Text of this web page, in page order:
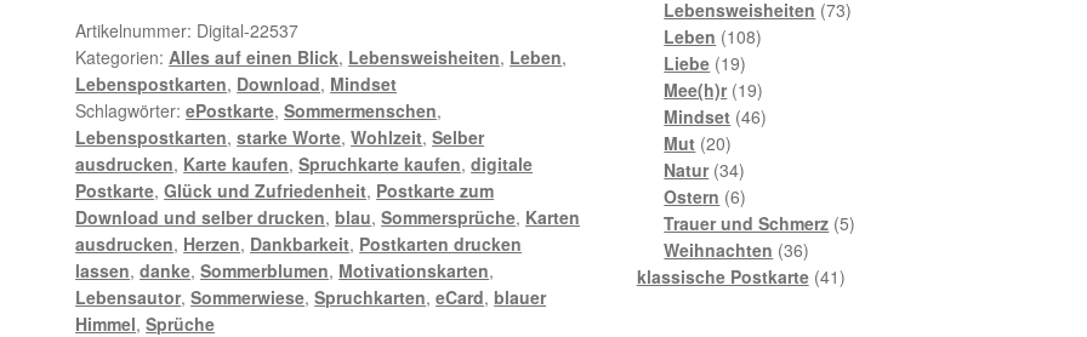
mehr
Menge
Artikelnummer: Digital-22537
Kategorien: Alles auf einen Blick, Lebensweisheiten, Leben,
Lebenspostkarten, Download, Mindset
Schlagwörter:ePostkarte,Sommermenschen,
Lebenspostkarten,starke Worte,Wohlzeit,Selber
ausdrucken, Karte kaufen,Spruchkarte kaufen,digitale
Postkarte,Glück und Zufriedenheit, Postkarte zum
Download und selber drucken,blau,Sommersprüche, Karten
ausdrucken, Herzen, Dankbarkeit, Postkarten drucken
lassen,danke,Sommerblumen, Motivationskarten,
Lebensautor,Sommerwiese,Spruchkarten,eCard,blauer
Himmel,Sprüche
Produkte
Lebensweisheiten 7373
Leben 108108
Liebe 1919
Produkte
Mee(h)r 1919
Produkte
Mindset 4646
Mut 2020
Produkte
Natur 3434
Produkte
Ostern 66
Produkte
Trauer und Schmerz 55
Weihnachten 3636
Produkte
klassische Postkarte 4141